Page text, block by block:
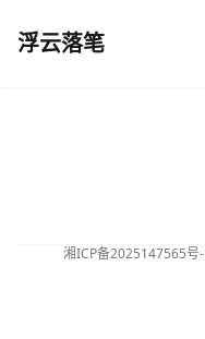
浮云落笔
浮云落笔
湘ICP备2025147565号-